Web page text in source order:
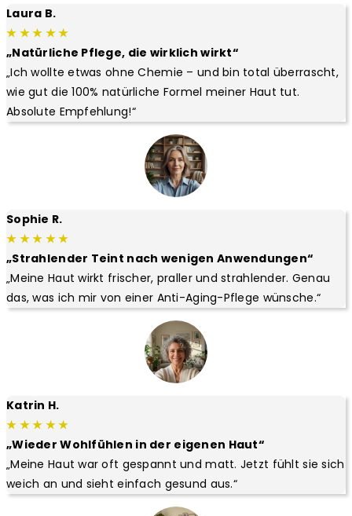
Laura B.
★ ★ ★ ★ ★
„Natürliche Pflege, die wirklich wirkt“
„Ich wollte etwas ohne Chemie – und bin total überrascht,
wie gut die 100% natürliche Formel meiner Haut tut.
Absolute Empfehlung!“
Sophie R.
★ ★ ★ ★ ★
„Strahlender Teint nach wenigen Anwendungen“
„Meine Haut wirkt frischer, praller und strahlender. Genau
das, was ich mir von einer Anti-Aging-Pflege wünsche.“
Katrin H.
★ ★ ★ ★ ★
„Wieder Wohlfühlen in der eigenen Haut“
„Meine Haut war oft gespannt und matt. Jetzt fühlt sie sich
weich an und sieht einfach gesund aus.“